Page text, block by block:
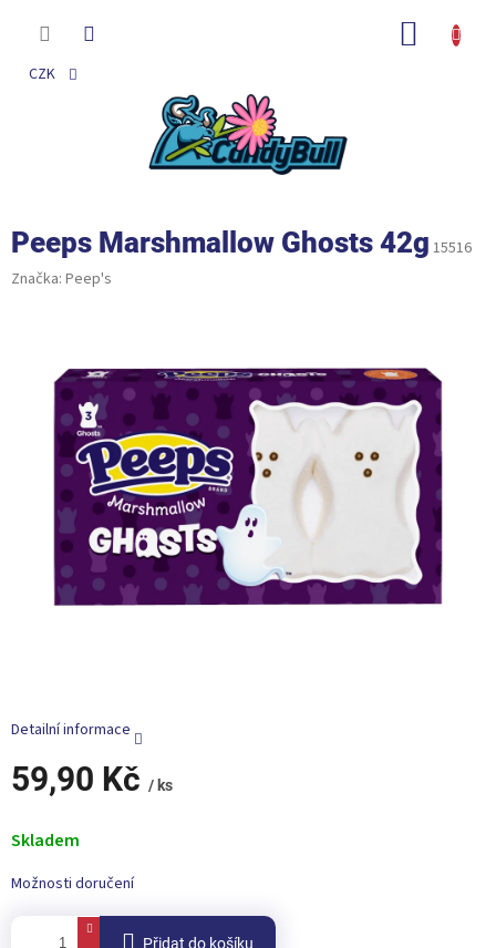
CZK
Peeps Marshmallow Ghosts 42g 15516
Značka: Peep's
59,90 Kč / ks
cena:
Skladem
Možnosti doručení
Přidat do košíku
Detailní informace